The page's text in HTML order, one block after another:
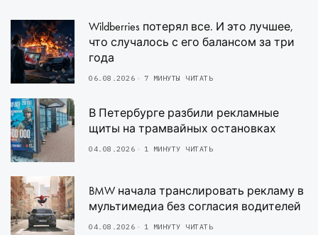
Wildberries потерял все. И это лучшее,
что случалось с его балансом за три
года
06.08.2026 7 МИНУТЫ ЧИТАТЬ
В Петербурге разбили рекламные
щиты на трамвайных остановках
04.08.2026 1 МИНУТУ ЧИТАТЬ
BMW начала транслировать рекламу в
мультимедиа без согласия водителей
04.08.2026 1 МИНУТУ ЧИТАТЬ